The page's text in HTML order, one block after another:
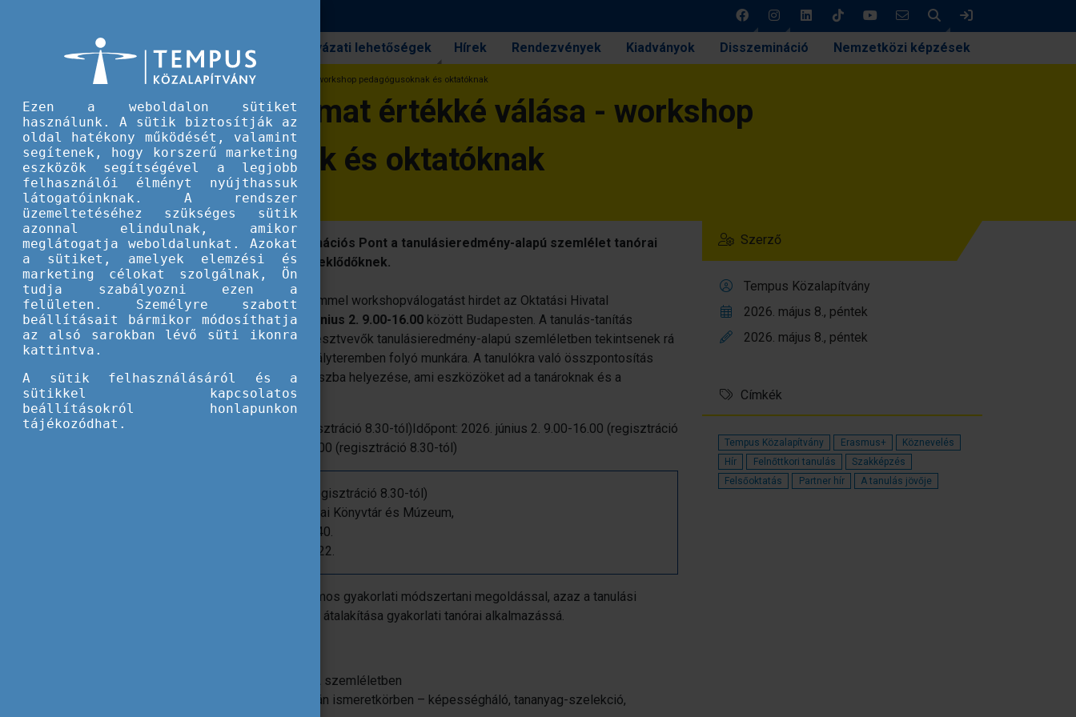
Keresés
Pályázati lehetőségek Hírek Rendezvények Kiadványok Disszemináció Nemzetközi képzések
A tanulási folyamat értékké válása - workshop pedagógusoknak és oktatóknak
A tanulási folyamat értékké válása - workshop
pedagógusoknak és oktatóknak
Partnerünk, az EKKR Nemzeti Koordinációs Pont a tanulásieredmény-alapú szemlélet tanórai
alkalmazhatóságát mutatja be az érdeklődőknek.
A tanulási folyamat értékké válása
címmel workshopválogatást hirdet az Oktatási Hivatal
pedagógusoknak és oktatóknak2026. június 2. 9.00-16.00 között Budapesten. A tanulás-tanítás
módszertani workshopok célja, hogy a résztvevők tanulásieredmény-alapú szemléletben tekintsenek rá
a mindennapi tevékenységekre, az osztályteremben folyó munkára. A tanulókra való összpontosítás
egyik módja a tanulási eredmények fókuszba helyezése, ami eszközöket ad a tanároknak és a
diákoknak az aktív és nyitott tanuláshoz.
Időpont: 2026. június 2. 9.00-16.00 (regisztráció 8.30-tól)Időpont: 2026. június 2. 9.00-16.00 (regisztráció
Időpont: 2026. június 2. 9.00-16.00 (regisztráció 8.30-tól)
2026. június 2. 9.00-16.00 (regisztráció 8.30-tól)
: Offline, Országos Pedagógiai Könyvtár és Múzeum,
1087 Budapest, Könyves Kálmán krt. 40.
2026. május 22.
4 workshop egy napon számos gyakorlati módszertani megoldással, azaz a tanulási
eredmények elméleti megközelítésének átalakítása gyakorlati tanórai alkalmazássá.
MTMI-készségek fejlesztése TEA szemléletben
Képességközpontú tervezés humán ismeretkörben – képességháló, tananyag-szelekció,
Szerző
Tempus Közalapítvány
2026. május 8., péntek
2026. május 8., péntek
Címkék
Tempus Közalapítvány Erasmus+
Köznevelés
Hír
Felnőttkori tanulás
Szakképzés
Felsőoktatás
Partner hír A tanulás jövője
Ezen a weboldalon sütiket
használunk. A sütik biztosítják az
oldal hatékony működését, valamint
segítenek, hogy korszerű marketing
eszközök segítségével a legjobb
felhasználói élményt nyújthassuk
látogatóinknak. A rendszer
üzemeltetéséhez szükséges sütik
azonnal elindulnak, amikor
meglátogatja weboldalunkat. Azokat
a sütiket, amelyek elemzési és
marketing célokat szolgálnak, Ön
tudja szabályozni ezen a
felületen. Személyre szabott
beállításait bármikor módosíthatja
az alsó sarokban lévő süti ikonra
kattintva.
A sütik felhasználásáról és a
sütikkel kapcsolatos
beállításokról honlapunkon
tájékozódhat.